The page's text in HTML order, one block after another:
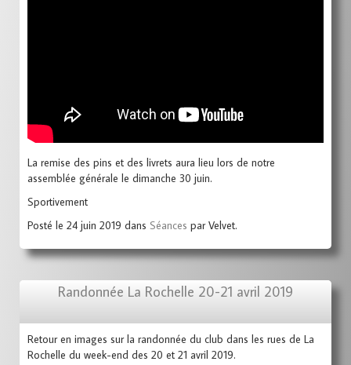
La remise des pins et des livrets aura lieu lors de notre
assemblée générale le dimanche 30 juin.
Sportivement
Posté le 24 juin 2019 dans Séances par Velvet.
Randonnée La Rochelle 20-21 avril 2019
Retour en images sur la randonnée du club dans les rues de La
Rochelle du week-end des 20 et 21 avril 2019.